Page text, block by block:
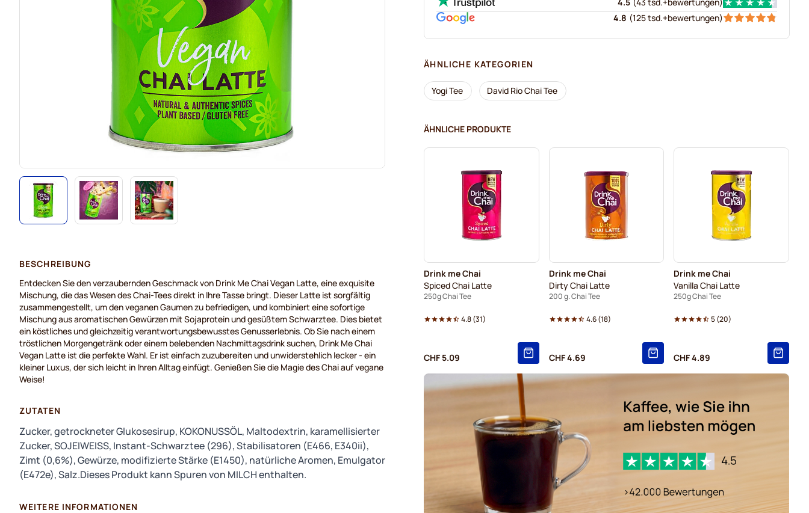
4.8 (125 tsd.+bewertungen)
ÄHNLICHE KATEGORIEN
Yogi Tee David Rio Chai Tee
ÄHNLICHE PRODUKTE
Drink me Chai
Spiced Chai Latte
250g Chai Tee
4.8(31)
CHF 5.09
Drink me Chai
Dirty Chai Latte
200 g. Chai Tee
4.6(18)
CHF 4.69
Drink me Chai
Vanilla Chai Latte
250g Chai Tee
5(20)
CHF 4.89
BESCHREIBUNG
Entdecken Sie den verzaubernden Geschmack von Drink Me Chai Vegan Latte, eine exquisite
Mischung, die das Wesen des Chai-Tees direkt in Ihre Tasse bringt. Dieser Latte ist sorgfältig
zusammengestellt, um den veganen Gaumen zu befriedigen, und kombiniert eine sofortige
Mischung aus aromatischen Gewürzen mit Sojaprotein und gesüßtem Schwarztee. Dies bietet
ein köstliches und gleichzeitig verantwortungsbewusstes Genusserlebnis. Ob Sie nach einem
tröstlichen Morgengetränk oder einem belebenden Nachmittagsdrink suchen, Drink Me Chai
Vegan Latte ist die perfekte Wahl. Er ist einfach zuzubereiten und unwiderstehlich lecker - ein
kleiner Luxus, der sich leicht in Ihren Alltag einfügt. Genießen Sie die Magie des Chai auf vegane
Weise!
ZUTATEN
Zucker, getrockneter Glukosesirup, KOKONUSSÖL, Maltodextrin, karamellisierter
Zucker, SOJEIWEISS, Instant-Schwarztee (296), Stabilisatoren (E466, E340ii),
Zimt (0,6%), Gewürze, modifizierte Stärke (E1450), natürliche Aromen, Emulgator
(E472e), Salz.Dieses Produkt kann Spuren von MILCH enthalten.
WEITERE INFORMATIONEN